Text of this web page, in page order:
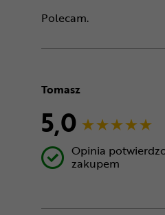
Polecam.
Tomasz
5,0
Opinia
zakupem